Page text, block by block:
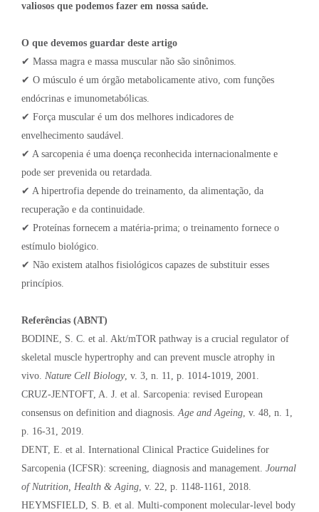
valiosos que podemos fazer em nossa saúde.
O que devemos guardar deste artigo
✔ Massa magra e massa muscular não são sinônimos.
✔ O músculo é um órgão metabolicamente ativo, com funções
endócrinas e imunometabólicas.
✔ Força muscular é um dos melhores indicadores de
envelhecimento saudável.
✔ A sarcopenia é uma doença reconhecida internacionalmente e
pode ser prevenida ou retardada.
✔ A hipertrofia depende do treinamento, da alimentação, da
recuperação e da continuidade.
✔ Proteínas fornecem a matéria-prima; o treinamento fornece o
estímulo biológico.
✔ Não existem atalhos fisiológicos capazes de substituir esses
princípios.
Referências (ABNT)
BODINE, S. C. et al. Akt/mTOR pathway is a crucial regulator of
skeletal muscle hypertrophy and can prevent muscle atrophy in
vivo. Nature Cell Biology, v. 3, n. 11, p. 1014-1019, 2001.
CRUZ-JENTOFT, A. J. et al. Sarcopenia: revised European
consensus on definition and diagnosis.Age and Ageing, v. 48, n. 1,
p. 16-31, 2019.
DENT, E. et al. International Clinical Practice Guidelines for
Sarcopenia (ICFSR): screening, diagnosis and management. Journal
of Nutrition, Health & Aging, v. 22, p. 1148-1161, 2018.
HEYMSFIELD, S. B. et al. Multi-component molecular-level body